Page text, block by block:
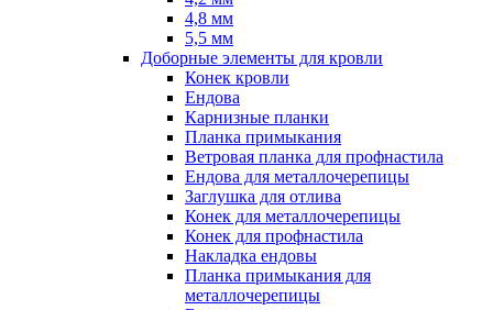
4,8 мм
5,5 мм
Доборные элементы для кровли
Конек кровли
Ендова
Карнизные планки
Планка примыкания
Ветровая планка для профнастила
Ендова для металлочерепицы
Заглушка для отлива
Конек для металлочерепицы
Конек для профнастила
Накладка ендовы
Планка примыкания для
металлочерепицы